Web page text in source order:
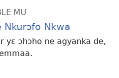
MU
Nkurɔfo Nkwa
yɛ ɔhɔho ne agyanka de,